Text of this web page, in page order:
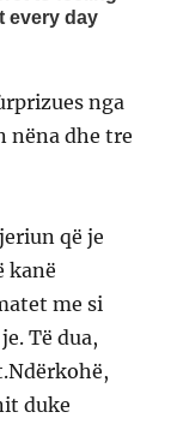
nga
nëna dhe tre
që je
kanë
me si
Të dua,
duke